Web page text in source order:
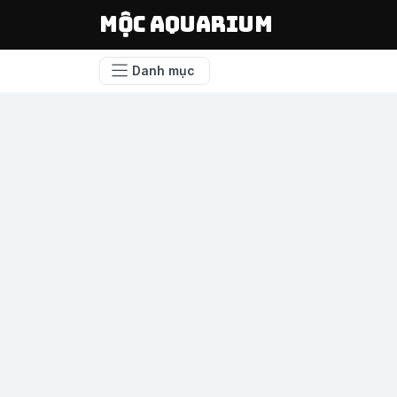
Mộc Aquarium
Danh mục